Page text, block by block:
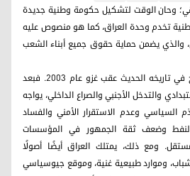
وحان الوقت لتشكيل حكومة وطنية جديدة
تخدم وحدة العراق، كما هو منصوص عليه
والذي يضمن حماية حقوق جميع أبناء الشعب
يقف العراق عند منعطف حرج في تاريخه الحديث عقب غزو عام 2003. فبعد
والتدخل الأجنبي والصراع الداخلي، يواجه
السياسي وعدم الاستقرار الأمني ​​والفساد
النفط وضعف ثقة الجمهور في المؤسسات
ومع ذلك، يمتلك العراق أيضًا أصولًا
وموارد طبيعية غنية، وموقع جيوسياسي